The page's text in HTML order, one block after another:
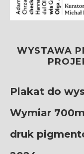
WYSTAWA
Plakat do
Wymiar
druk